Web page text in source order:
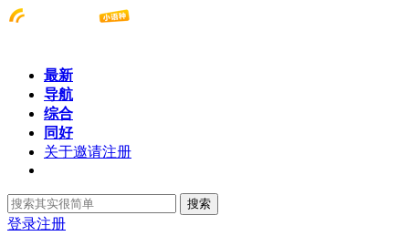
最新
导航
综合
同好
关于邀请注册
搜索
登录注册